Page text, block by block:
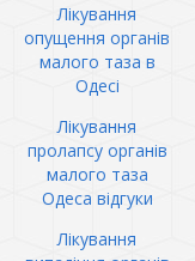
Лікування
опущення органів
малого таза в
Одесі
Лікування
пролапсу органів
малого таза
Одеса відгуки
Лікування